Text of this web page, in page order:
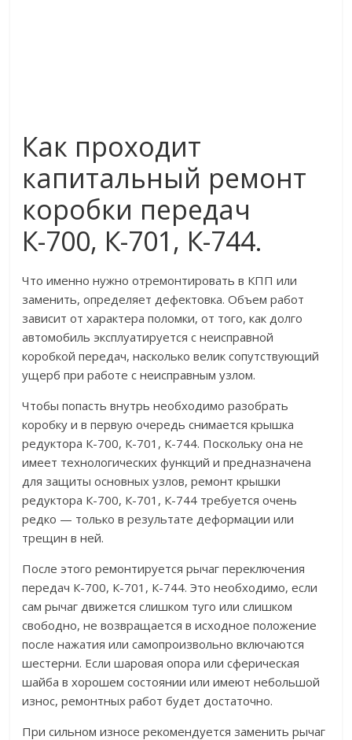
Как проходит
капитальный ремонт
коробки передач
К-700, К-701, К-744.
Что именно нужно отремонтировать в КПП или
заменить, определяет дефектовка. Объем работ
зависит от характера поломки, от того, как долго
автомобиль эксплуатируется с неисправной
коробкой передач, насколько велик сопутствующий
ущерб при работе с неисправным узлом.
Чтобы попасть внутрь необходимо разобрать
коробку и в первую очередь снимается крышка
редуктора К-700, К-701, К-744. Поскольку она не
имеет технологических функций и предназначена
для защиты основных узлов, ремонт крышки
редуктора К-700, К-701, К-744 требуется очень
редко — только в результате деформации или
трещин в ней.
После этого ремонтируется рычаг переключения
передач К-700, К-701, К-744. Это необходимо, если
сам рычаг движется слишком туго или слишком
свободно, не возвращается в исходное положение
после нажатия или самопроизвольно включаются
шестерни. Если шаровая опора или сферическая
шайба в хорошем состоянии или имеют небольшой
износ, ремонтных работ будет достаточно.
При сильном износе рекомендуется заменить рычаг